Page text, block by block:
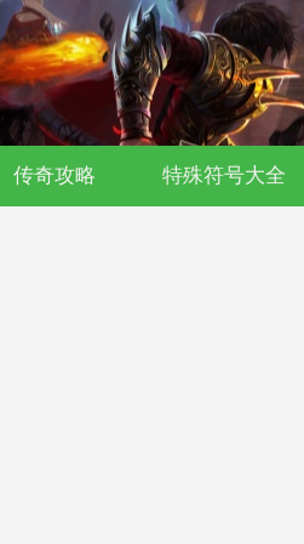
今日新开传奇私服-
传奇攻略 特殊符号大全